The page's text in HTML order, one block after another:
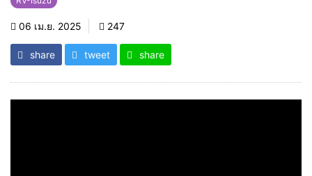
06 เม.ย. 2025 247
share tweet share